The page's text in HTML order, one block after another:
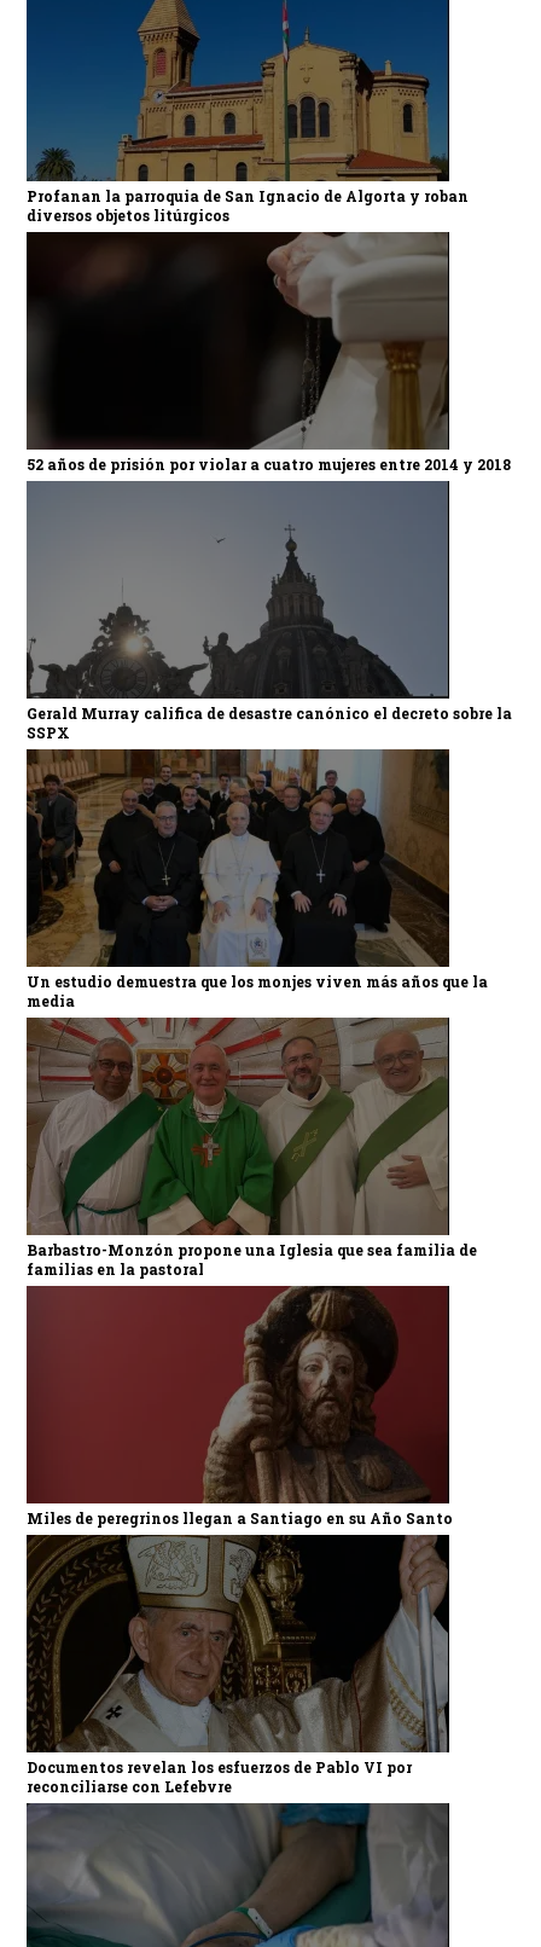
Profanan la parroquia de San Ignacio de Algorta y roban
diversos objetos litúrgicos
52 años de prisión por violar a cuatro mujeres entre 2014 y 2018
Gerald Murray califica de desastre canónico el decreto sobre la
SSPX
Un estudio demuestra que los monjes viven más años que la
media
Barbastro-Monzón propone una Iglesia que sea familia de
familias en la pastoral
Miles de peregrinos llegan a Santiago en su Año Santo
Documentos revelan los esfuerzos de Pablo VI por
reconciliarse con Lefebvre